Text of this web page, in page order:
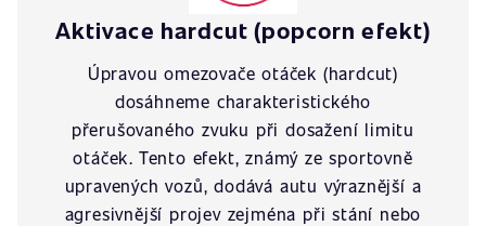
Aktivace hardcut (popcorn efekt)
Úpravou omezovače otáček (hardcut)
dosáhneme charakteristického
přerušovaného zvuku při dosažení limitu
otáček. Tento efekt, známý ze sportovně
upravených vozů, dodává autu výraznější a
agresivnější projev zejména při stání nebo